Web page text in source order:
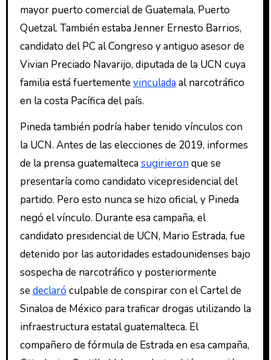
mayor puerto comercial de Guatemala, Puerto
Quetzal. También estaba Jenner Ernesto Barrios,
candidato del PC al Congreso y antiguo asesor de
Vivian Preciado Navarijo, diputada de la UCN cuya
familia está fuertementevinculadaal narcotráfico
en la costa Pacífica del país.
Pineda también podría haber tenido vínculos con
la UCN. Antes de las elecciones de 2019, informes
de la prensa guatemaltecasugirieronque se
presentaría como candidato vicepresidencial del
partido. Pero esto nunca se hizo oficial, y Pineda
negó el vínculo. Durante esa campaña, el
candidato presidencial de UCN, Mario Estrada, fue
detenido por las autoridades estadounidenses bajo
sospecha de narcotráfico y posteriormente
sedeclaró culpable de conspirar con el Cartel de
Sinaloa de México para traficar drogas utilizando la
infraestructura estatal guatemalteca. El
compañero de fórmula de Estrada en esa campaña,